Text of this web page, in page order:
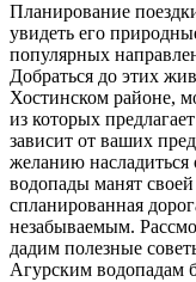
Планирование поездки в Адлер часто связано с желанием
увидеть его
популярных
Добраться до этих
Хостинском районе,
из которых
зависит от ваших
желанию
водопады манят
спланированная
незабываемым.
дадим полезные
Агурским водопадам